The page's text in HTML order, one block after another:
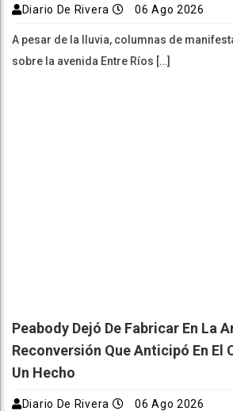
Diario De Rivera 06 Ago 2026
A pesar de la lluvia, columnas de
sobre la avenida Entre Ríos […]
Peabody Dejó De Fabricar En La
Reconversión Que Anticipó En El
Un Hecho
Diario De Rivera 06 Ago 2026